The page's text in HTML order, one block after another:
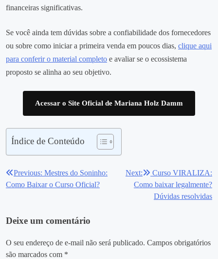
financeiras significativas.
Se você ainda tem dúvidas sobre a confiabilidade dos fornecedores
ou sobre como iniciar a primeira venda em poucos dias, clique aqui
para conferir o material completo e avaliar se o ecossistema
proposto se alinha ao seu objetivo.
Acessar o Site Oficial de Mariana Holz Damm
Índice de Conteúdo
Navegação
Previous: Mestres do Soninho:
Como Baixar o Curso Oficial?
Next:
Curso VIRALIZA:
Como baixar legalmente?
Dúvidas resolvidas
Deixe um comentário
O seu endereço de e-mail não será publicado. Campos obrigatórios
são marcados com *